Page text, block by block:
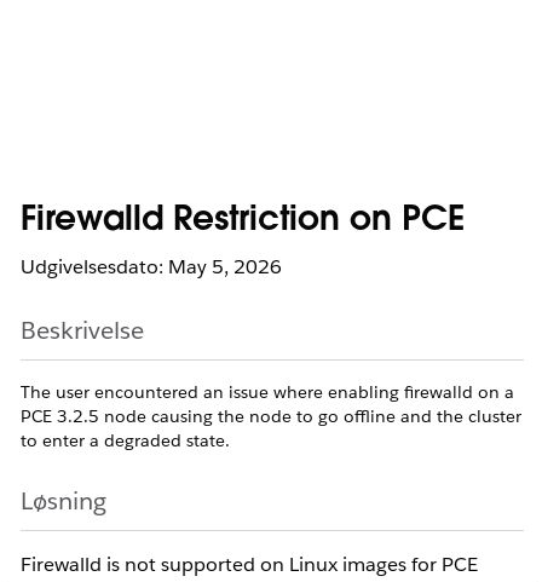
Firewalld Restriction on PCE
Udgivelsesdato: May 5, 2026
Beskrivelse
The user encountered an issue where enabling firewalld on a
PCE 3.2.5 node causing the node to go offline and the cluster
to enter a degraded state.
Løsning
Firewalld is not supported on Linux images for PCE